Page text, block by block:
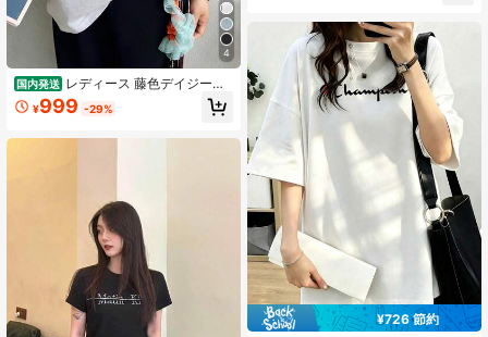
4
国内発送 レディース 藤色デイジー
「」四角ロゴアウトドアプリント T
シャツ 夏用 春夏 おもしろい ゆった
¥999 -29%
用している.このシャツは,小さな襟,
汎用性の高いクルーネック,そして半
袖が特徴だ.
¥726 節約